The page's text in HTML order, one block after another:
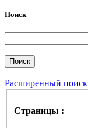
Поиск
Расширенный поиск
Страницы :